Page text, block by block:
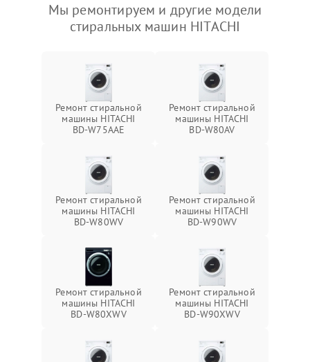
Мы ремонтируем и другие модели
стиральных машин HITACHI
Ремонт стиральной
машины HITACHI
BD-W75AAE
Ремонт стиральной
машины HITACHI
BD-W80AV
Ремонт стиральной
машины HITACHI
BD-W80WV
Ремонт стиральной
машины HITACHI
BD-W90WV
Ремонт стиральной
машины HITACHI
BD-W80XWV
Ремонт стиральной
машины HITACHI
BD-W90XWV